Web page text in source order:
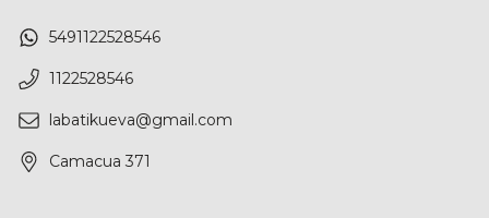
5491122528546
1122528546
labatikueva@gmail.com
Camacua 371